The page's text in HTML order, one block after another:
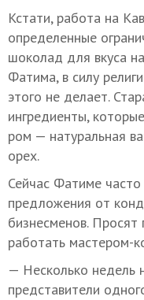
Кстати, работа на
определенные
шоколад для вкуса
Фатима, в силу
этого не делает.
ингредиенты,
ром — натуральная
орех.
Сейчас Фатиме
предложения от
бизнесменов.
работать мастером-
— Несколько недель
представители